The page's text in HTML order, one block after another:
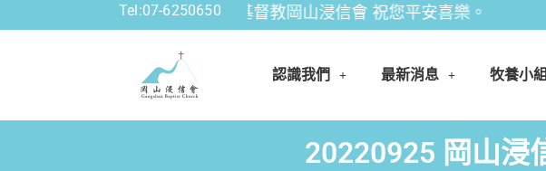
Tel:07-6250650
公告資訊: 財團法人中華基督教岡山浸信會 祝您平安喜樂。
認識我們 最新消息 牧養小
20220925 岡山浸